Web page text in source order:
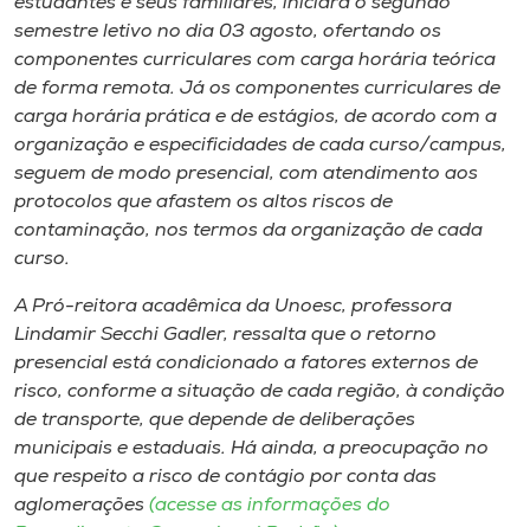
A+
A-
semestre letivo no dia 03 agosto, ofertando os
componentes curriculares com carga horária teórica
de forma remota. Já os componentes curriculares de
carga horária prática e de estágios, de acordo com a
organização e especificidades de cada curso/campus,
seguem de modo presencial, com atendimento aos
protocolos que afastem os altos riscos de
contaminação, nos termos da organização de cada
curso.
A Pró-reitora acadêmica da Unoesc, professora
Lindamir Secchi Gadler, ressalta que o retorno
presencial está condicionado a fatores externos de
risco, conforme a situação de cada região, à condição
de transporte, que depende de deliberações
municipais e estaduais. Há ainda, a preocupação no
que respeito a risco de contágio por conta das
aglomerações (acesse as informações do